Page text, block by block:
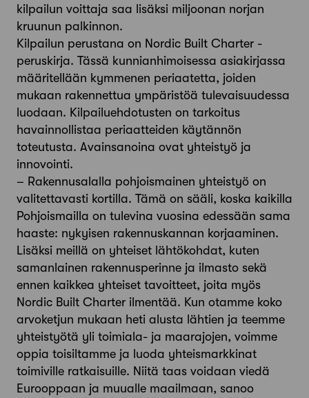
kilpailun voittaja saa lisäksi miljoonan norjan
kruunun palkinnon.
Kilpailun perustana on Nordic Built Charter -
peruskirja. Tässä kunnianhimoisessa asiakirjassa
määritellään kymmenen periaatetta, joiden
mukaan rakennettua ympäristöä tulevaisuudessa
luodaan. Kilpailuehdotusten on tarkoitus
havainnollistaa periaatteiden käytännön
toteutusta. Avainsanoina ovat yhteistyö ja
innovointi.
– Rakennusalalla pohjoismainen yhteistyö on
valitettavasti kortilla. Tämä on sääli, koska kaikilla
Pohjoismailla on tulevina vuosina edessään sama
haaste: nykyisen rakennuskannan korjaaminen.
Lisäksi meillä on yhteiset lähtökohdat, kuten
samanlainen rakennusperinne ja ilmasto sekä
ennen kaikkea yhteiset tavoitteet, joita myös
Nordic Built Charter ilmentää. Kun otamme koko
arvoketjun mukaan heti alusta lähtien ja teemme
yhteistyötä yli toimiala- ja maarajojen, voimme
oppia toisiltamme ja luoda yhteismarkkinat
toimiville ratkaisuille. Niitä taas voidaan viedä
Eurooppaan ja muualle maailmaan, sanoo